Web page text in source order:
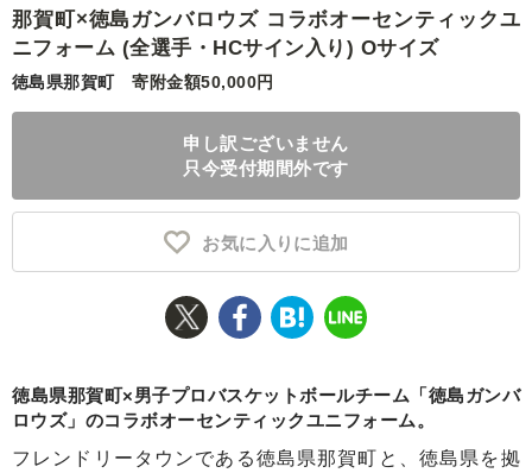
ランキング
特集・おすすめ
那賀町×徳島ガンバロウズ コラボオーセンティックユ
ニフォーム (全選手・HCサイン入り) Oサイズ
徳島県那賀町 寄附金額50,000円
申し訳ございません
只今受付期間外です
お気に入りに追加
徳島県那賀町×男子プロバスケットボールチーム「徳島ガンバ
ロウズ」のコラボオーセンティックユニフォーム。
フレンドリータウンである徳島県那賀町と、徳島県を拠